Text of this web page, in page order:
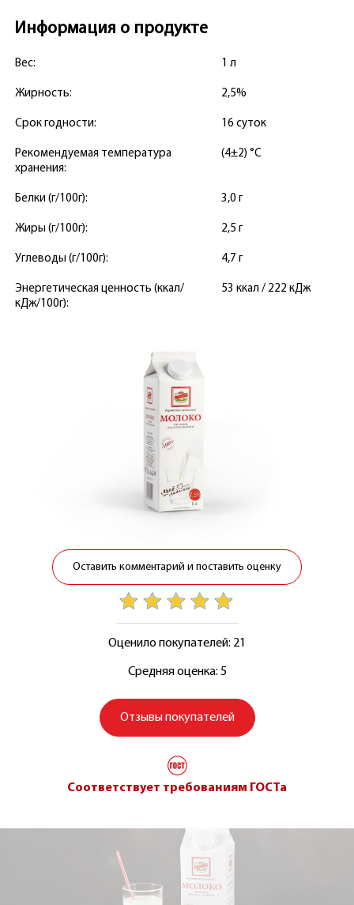
Информация о продукте
Вес: 1 л
Жирность: 2,5%
Срок годности: 16 суток
Рекомендуемая температура
хранения:
(4±2) °С
Белки (г/100г): 3,0 г
Жиры (г/100г): 2,5 г
Углеводы (г/100г): 4,7 г
Энергетическая ценность (ккал/
кДж/100г):
53 ккал / 222 кДж
Оставить комментарий и поставить оценку
Оценило покупателей: 21
Средняя оценка: 5
Отзывы покупателей
Соответствует требованиям ГОСТа